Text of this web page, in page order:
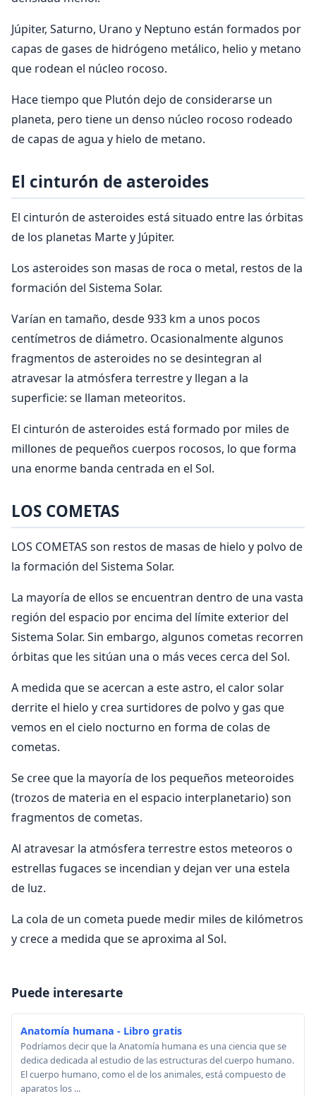
Júpiter, Saturno, Urano y Neptuno están formados por
capas de gases de hidrógeno metálico, helio y metano
que rodean el núcleo rocoso.
Hace tiempo que Plutón dejo de considerarse un
planeta, pero tiene un denso núcleo rocoso rodeado
de capas de agua y hielo de metano.
El cinturón de asteroides
El cinturón de asteroides está situado entre las órbitas
de los planetas Marte y Júpiter.
Los asteroides son masas de roca o metal, restos de la
formación del Sistema Solar.
Varían en tamaño, desde 933 km a unos pocos
centímetros de diámetro. Ocasionalmente algunos
fragmentos de asteroides no se desintegran al
atravesar la atmósfera terrestre y llegan a la
superficie: se llaman meteoritos.
El cinturón de asteroides está formado por miles de
millones de pequeños cuerpos rocosos, lo que forma
una enorme banda centrada en el Sol.
LOS COMETAS
LOS COMETAS son restos de masas de hielo y polvo de
la formación del Sistema Solar.
La mayoría de ellos se encuentran dentro de una vasta
región del espacio por encima del límite exterior del
Sistema Solar. Sin embargo, algunos cometas recorren
órbitas que les sitúan una o más veces cerca del Sol.
A medida que se acercan a este astro, el calor solar
derrite el hielo y crea surtidores de polvo y gas que
vemos en el cielo nocturno en forma de colas de
cometas.
Se cree que la mayoría de los pequeños meteoroides
(trozos de materia en el espacio interplanetario) son
fragmentos de cometas.
Al atravesar la atmósfera terrestre estos meteoros o
estrellas fugaces se incendian y dejan ver una estela
de luz.
La cola de un cometa puede medir miles de kilómetros
y crece a medida que se aproxima al Sol.
Puede interesarte
Anatomía humana - Libro gratis
Podríamos decir que la Anatomía humana es una ciencia que se
dedica dedicada al estudio de las estructuras del cuerpo humano.
El cuerpo humano, como el de los animales, está compuesto de
aparatos los ...